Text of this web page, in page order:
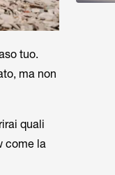
tuo.
ma non
quali
come la